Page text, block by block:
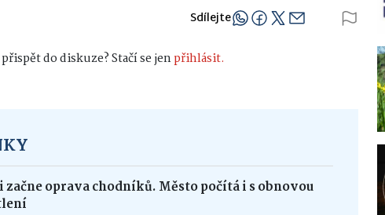
Sdílejte
do diskuze? Stačí se jenpřihlásit.
začne oprava chodníků. Město počítá i s obnovou